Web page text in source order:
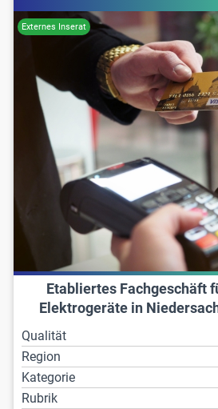
Etabliertes Fachgeschäft
Elektrogeräte in
Qualität
Region
Kategorie
Rubrik